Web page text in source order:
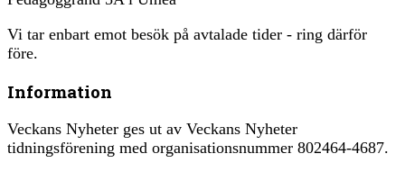
Vi tar enbart emot besök på avtalade tider - ring därför
före.
Information
Veckans Nyheter ges ut av Veckans Nyheter
tidningsförening med organisationsnummer 802464-4687.